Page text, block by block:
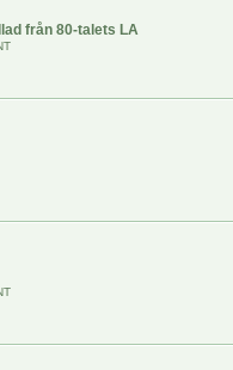
från 80-talets LA